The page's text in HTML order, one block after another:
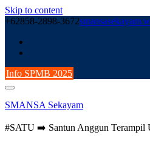
Skip to content
+62858-2898-3672
Info SPMB 2025
SMANSA Sekayam
#SATU ➡️ Santun Anggun Terampil